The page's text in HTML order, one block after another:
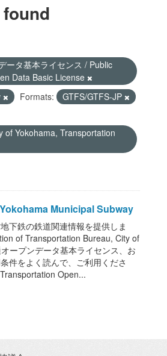
ータ基本ライセンス / Public
Data Basic License
Formats:
GTFS/GTFS-JP
of Yokohama, Transportation
Municipal Subway
下鉄の鉄道関連情報を提供しま
of Transportation Bureau, City of
ープンデータ基本ライセンス、お
件をよく読んで、ご利用くださ
Open...